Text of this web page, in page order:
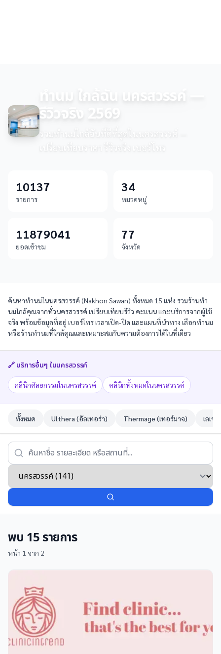
ทำนม ใกล้ฉัน นครสวรรค์ —
รีวิวจริง 2569
รวมทำนมใกล้ฉันที่ดีที่สุดในนครสวรรค์ —
เปรียบเทียบราคา รีวิวจริง เบอร์โทร
10137
รายการ
34
หมวดหมู่
11879041
ยอดเข้าชม
77
จังหวัด
ค้นหาทำนมในนครสวรรค์ (Nakhon Sawan) ทั้งหมด 15 แห่ง รวมร้านทำ
นมใกล้คุณจากทั่วนครสวรรค์ เปรียบเทียบรีวิว คะแนน และบริการจากผู้ใช้
จริง พร้อมข้อมูลที่อยู่ เบอร์โทร เวลาเปิด-ปิด และแผนที่นำทาง เลือกทำนม
หรือร้านทำนมที่ใกล้คุณและเหมาะสมกับความต้องการได้ในที่เดียว
🔗 บริการอื่นๆ ในนครสวรรค์
คลินิกศัลยกรรมในนครสวรรค์ คลินิกทั้งหมดในนครสวรรค์
ทั้งหมด Ulthera (อัลเทอร่า) Thermage (เทอร์มาจ) เลเซ
พบ 15รายการ
หน้า 1 จาก 2